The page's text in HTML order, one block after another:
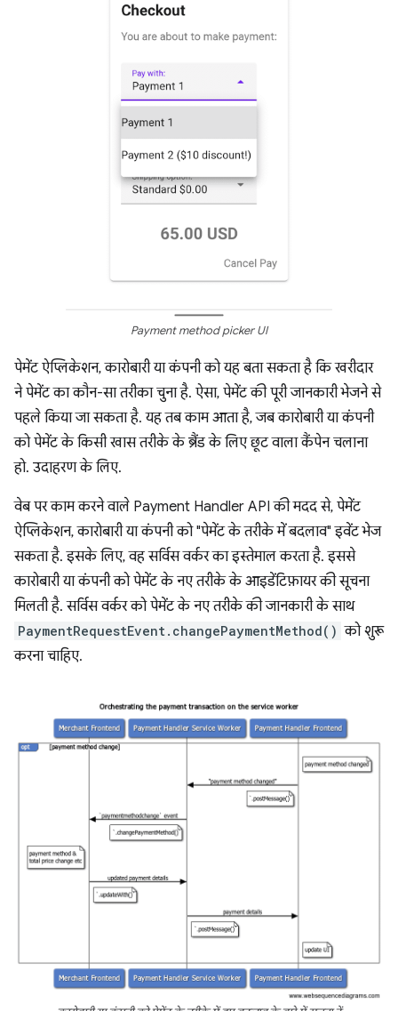
Payment method picker UI
पेमेंट ऐप्लिकेशन, कारोबारी या कंपनी को यह बता सकता है कि खरीदार
ने पेमेंट का कौन-सा तरीका चुना है. ऐसा, पेमेंट की पूरी जानकारी भेजने से
पहले किया जा सकता है. यह तब काम आता है, जब कारोबारी या कंपनी
को पेमेंट के किसी खास तरीके के ब्रैंड के लिए छूट वाला कैंपेन चलाना
हो. उदाहरण के लिए.
वेब पर काम करने वाले Payment Handler API की मदद से, पेमेंट
ऐप्लिकेशन, कारोबारी या कंपनी को "पेमेंट के तरीके में बदलाव" इवेंट भेज
सकता है. इसके लिए, वह सर्विस वर्कर का इस्तेमाल करता है. इससे
कारोबारी या कंपनी को पेमेंट के नए तरीके के आइडेंटिफ़ायर की सूचना
मिलती है. सर्विस वर्कर को पेमेंट के नए तरीके की जानकारी के साथ
PaymentRequestEvent.changePaymentMethod() को शुरू
करना चाहिए.